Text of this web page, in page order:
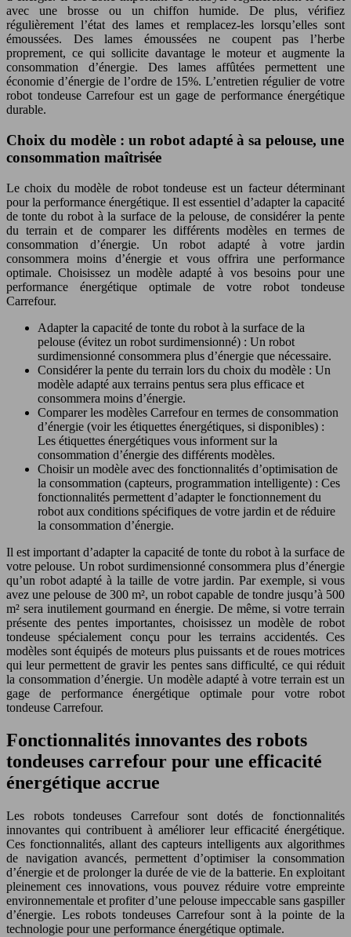
avec une brosse ou un chiffon humide. De plus, vérifiez
régulièrement l’état des lames et remplacez-les lorsqu’elles sont
émoussées. Des lames émoussées ne coupent pas l’herbe
proprement, ce qui sollicite davantage le moteur et augmente la
consommation d’énergie. Des lames affûtées permettent une
économie d’énergie de l’ordre de 15%. L’entretien régulier de votre
robot tondeuse Carrefour est un gage de performance énergétique
durable.
Choix du modèle : un robot adapté à sa pelouse, une
consommation maîtrisée
Le choix du modèle de robot tondeuse est un facteur déterminant
pour la performance énergétique. Il est essentiel d’adapter la capacité
de tonte du robot à la surface de la pelouse, de considérer la pente
du terrain et de comparer les différents modèles en termes de
consommation d’énergie. Un robot adapté à votre jardin
consommera moins d’énergie et vous offrira une performance
optimale. Choisissez un modèle adapté à vos besoins pour une
performance énergétique optimale de votre robot tondeuse
Carrefour.
Adapter la capacité de tonte du robot à la surface de la
pelouse (évitez un robot surdimensionné) : Un robot
surdimensionné consommera plus d’énergie que nécessaire.
Considérer la pente du terrain lors du choix du modèle : Un
modèle adapté aux terrains pentus sera plus efficace et
consommera moins d’énergie.
Comparer les modèles Carrefour en termes de consommation
d’énergie (voir les étiquettes énergétiques, si disponibles) :
Les étiquettes énergétiques vous informent sur la
consommation d’énergie des différents modèles.
Choisir un modèle avec des fonctionnalités d’optimisation de
la consommation (capteurs, programmation intelligente) : Ces
fonctionnalités permettent d’adapter le fonctionnement du
robot aux conditions spécifiques de votre jardin et de réduire
la consommation d’énergie.
Il est important d’adapter la capacité de tonte du robot à la surface de
votre pelouse. Un robot surdimensionné consommera plus d’énergie
qu’un robot adapté à la taille de votre jardin. Par exemple, si vous
avez une pelouse de 300 m², un robot capable de tondre jusqu’à 500
m² sera inutilement gourmand en énergie. De même, si votre terrain
présente des pentes importantes, choisissez un modèle de robot
tondeuse spécialement conçu pour les terrains accidentés. Ces
modèles sont équipés de moteurs plus puissants et de roues motrices
qui leur permettent de gravir les pentes sans difficulté, ce qui réduit
la consommation d’énergie. Un modèle adapté à votre terrain est un
gage de performance énergétique optimale pour votre robot
tondeuse Carrefour.
Fonctionnalités innovantes des robots
tondeuses carrefour pour une efficacité
énergétique accrue
Les robots tondeuses Carrefour sont dotés de fonctionnalités
innovantes qui contribuent à améliorer leur efficacité énergétique.
Ces fonctionnalités, allant des capteurs intelligents aux algorithmes
de navigation avancés, permettent d’optimiser la consommation
d’énergie et de prolonger la durée de vie de la batterie. En exploitant
pleinement ces innovations, vous pouvez réduire votre empreinte
environnementale et profiter d’une pelouse impeccable sans gaspiller
d’énergie. Les robots tondeuses Carrefour sont à la pointe de la
technologie pour une performance énergétique optimale.